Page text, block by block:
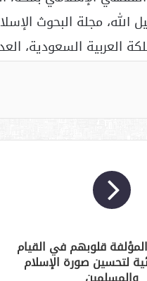
مجلة البحوث
العربية السعودية، العدد
قلوبهم في القيام
لتحسين صورة الإسلام